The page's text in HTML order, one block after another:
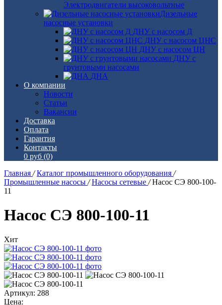
Электродвигатели высоковольтные
Дизельные
насосные установки
ДНУ с насосом Д
ДНУ с насосом ЦНС
ДНУ с насосом ЦН
ДНУ с
грунтовыми насосами
ДНА
О компании
Новости
Статьи
Вакансии
Доставка
Оплата
Гарантия
Контакты
0 руб (0)
Главная / Каталог промышленного оборудования /
Промышленные насосы / Насосы сетевые / Насос СЭ 800-100-
11
Насос СЭ 800-100-11
Хит
Артикул: 288
Цена: